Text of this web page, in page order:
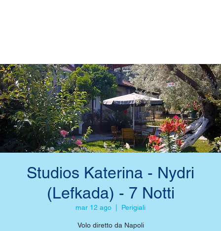
Studios Katerina - Nydri
(Lefkada) - 7 Notti
mar 12 ago Perigiali
Volo diretto da Napoli